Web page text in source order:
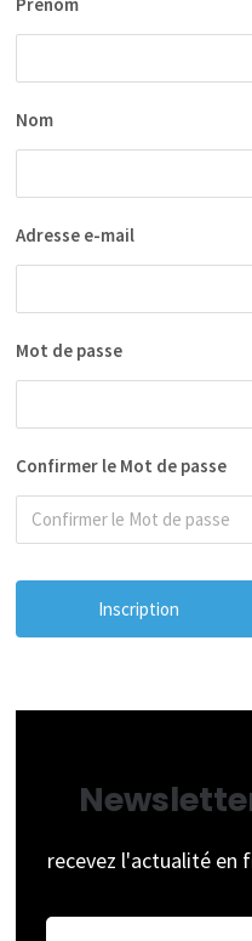
Nom
Adresse e-mail
Mot de passe
Confirmer le Mot de passe
recevez l'actualité en